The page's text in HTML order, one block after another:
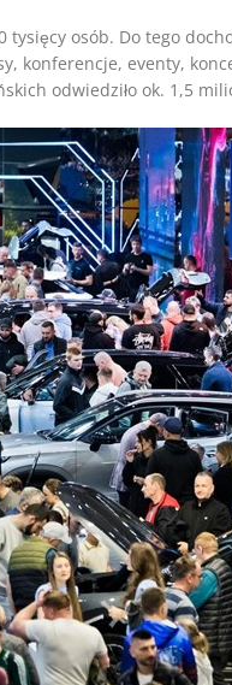
tysięcy osób. Do tego
konferencje, eventy,
odwiedziło ok. 1,5